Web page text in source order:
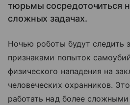
тюрьмы сосредоточиться
сложных задачах.
Ночью роботы будут следить
признаками попыток
физического нападения на
человеческих охранников.
работать над более